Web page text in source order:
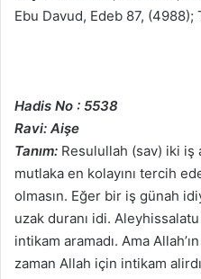
Ebu Davud, Edeb 87, (4988);
Hadis No : 5538
Ravi: Aişe
Tanım: Resulullah (sav) iki iş
mutlaka en kolayını tercih
olmasın. Eğer bir iş günah
uzak duranı idi.
intikam aramadı. Ama
zaman Allah için intikam